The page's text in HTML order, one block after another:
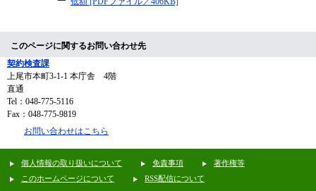
このページに関するお問い合わせ先
契約検査課
上尾市本町3-1-1 本庁舎 4階
直通
Tel：048-775-5116
Fax：048-775-9819
お問い合わせはこちら
個人情報の取り扱いについて 免責事項
著作権等
このホームページについて
RSS配信について